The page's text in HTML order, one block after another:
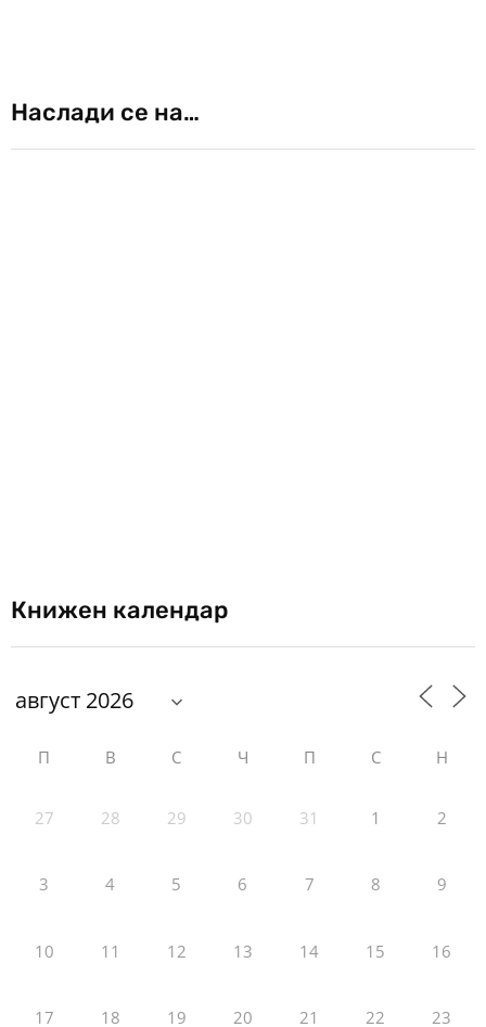
Наслади се на…
Книжен календар
П В С Ч П С Н
27 28 29 30 31 1 2
3 4 5 6 7 8 9
10 11 12 13 14 15 16
17 18 19 20 21 22 23